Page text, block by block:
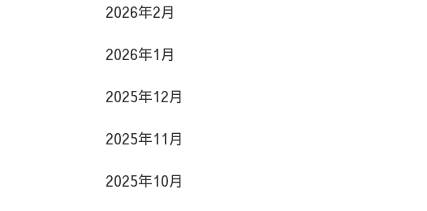
2026年2月
2026年1月
2025年12月
2025年11月
2025年10月